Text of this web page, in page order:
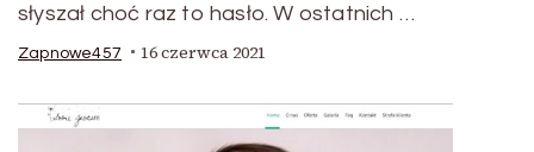
słyszał choć raz to hasło. W ostatnich …
Zapnowe457 16 czerwca 2021